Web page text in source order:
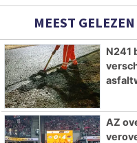
MEEST GELEZEN
N241
AZ